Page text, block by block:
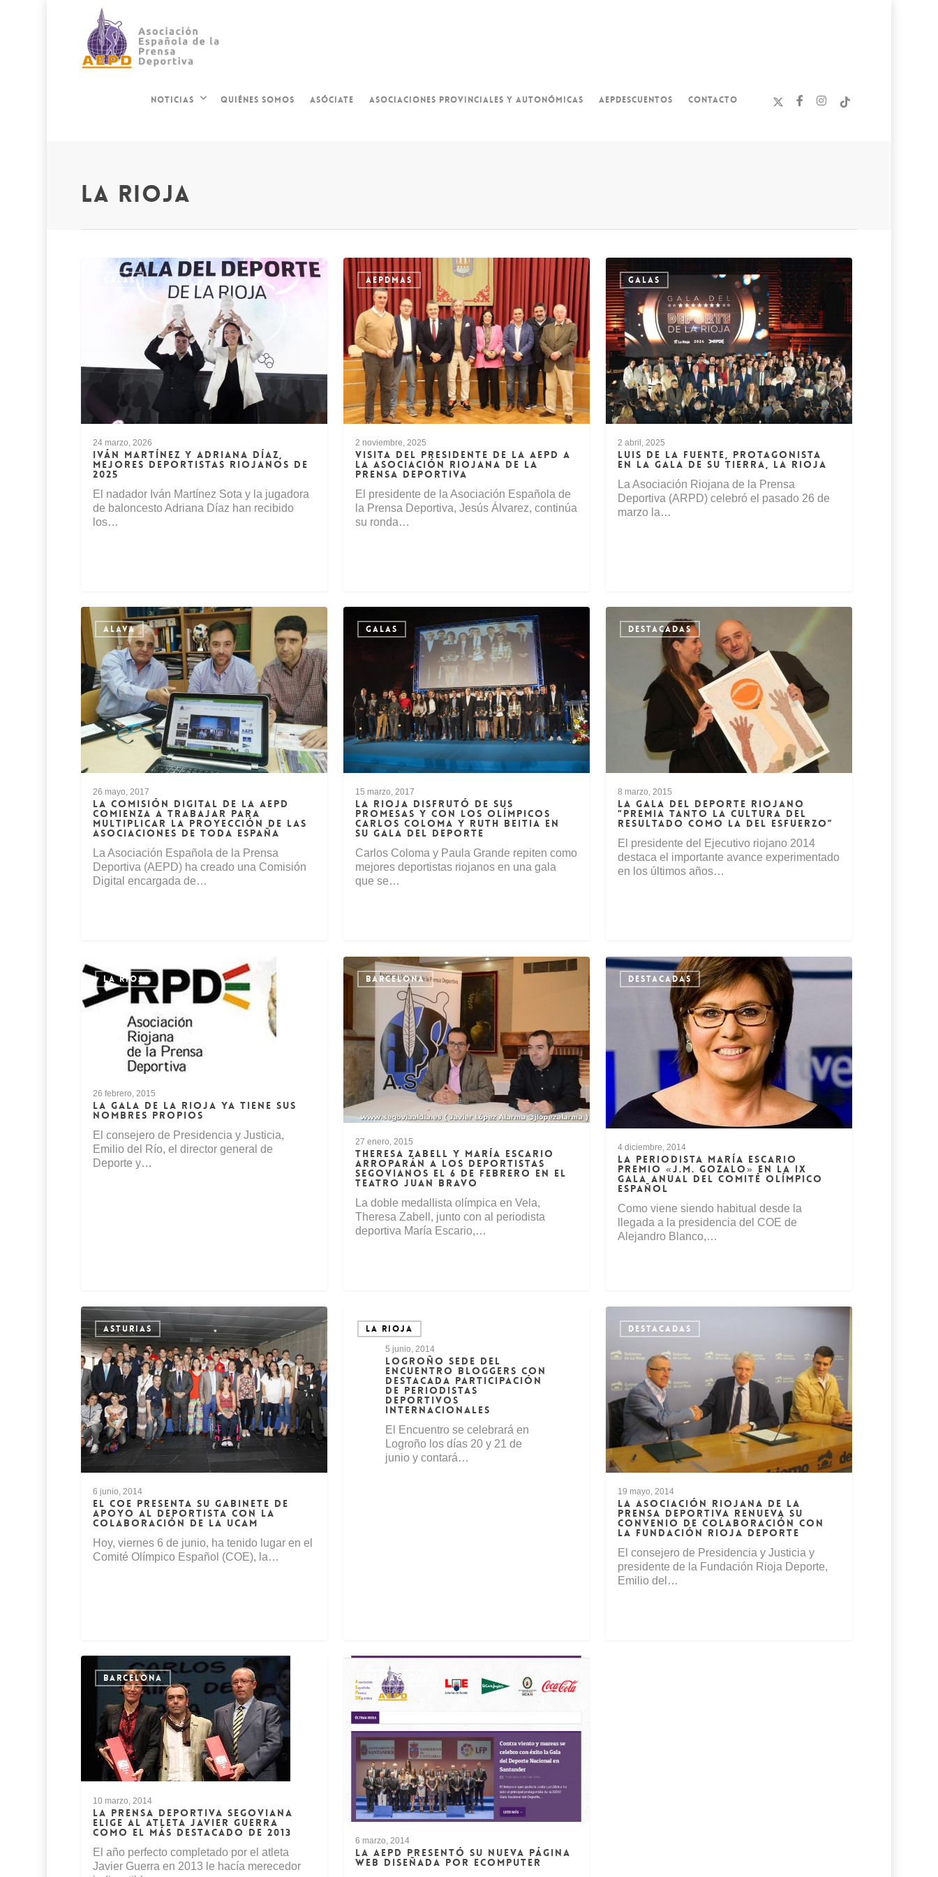
NOTICIAS QUIÉNES SOMOS ASÓCIATE ASOCIACIONES PROVINCIALES Y AUTONÓMICAS AEPDESCUENTOS CONTACTO
la rioja
GALAS
24 marzo, 2026
IVÁN MARTÍNEZ Y ADRIANA DÍAZ,
MEJORES DEPORTISTAS RIOJANOS DE
2025
El nadador Iván Martínez Sota y la jugadora
de baloncesto Adriana Díaz han recibido
los…
AEPDMAS
2 noviembre, 2025
VISITA DEL PRESIDENTE DE LA AEPD A
LA ASOCIACIÓN RIOJANA DE LA
PRENSA DEPORTIVA
El presidente de la Asociación Española de
la Prensa Deportiva, Jesús Álvarez, continúa
su ronda…
GALAS
2 abril, 2025
LUIS DE LA FUENTE, PROTAGONISTA
EN LA GALA DE SU TIERRA, LA RIOJA
La Asociación Riojana de la Prensa
Deportiva (ARPD) celebró el pasado 26 de
marzo la…
ALAVA
26 mayo, 2017
LA COMISIÓN DIGITAL DE LA AEPD
COMIENZA A TRABAJAR PARA
MULTIPLICAR LA PROYECCIÓN DE LAS
ASOCIACIONES DE TODA ESPAÑA
La Asociación Española de la Prensa
Deportiva (AEPD) ha creado una Comisión
Digital encargada de…
GALAS
15 marzo, 2017
LA RIOJA DISFRUTÓ DE SUS
PROMESAS Y CON LOS OLÍMPICOS
CARLOS COLOMA Y RUTH BEITIA EN
SU GALA DEL DEPORTE
Carlos Coloma y Paula Grande repiten como
mejores deportistas riojanos en una gala
que se…
DESTACADAS
8 marzo, 2015
LA GALA DEL DEPORTE RIOJANO
“PREMIA TANTO LA CULTURA DEL
RESULTADO COMO LA DEL ESFUERZO”
El presidente del Ejecutivo riojano 2014
destaca el importante avance experimentado
en los últimos años…
LA RIOJA
26 febrero, 2015
LA GALA DE LA RIOJA YA TIENE SUS
NOMBRES PROPIOS
El consejero de Presidencia y Justicia,
Emilio del Río, el director general de
Deporte y…
BARCELONA
27 enero, 2015
THERESA ZABELL Y MARÍA ESCARIO
ARROPARÁN A LOS DEPORTISTAS
SEGOVIANOS EL 6 DE FEBRERO EN EL
TEATRO JUAN BRAVO
La doble medallista olímpica en Vela,
Theresa Zabell, junto con al periodista
deportiva María Escario,…
DESTACADAS
4 diciembre, 2014
LA PERIODISTA MARÍA ESCARIO
PREMIO «J.M. GOZALO» EN LA IX
GALA ANUAL DEL COMITÉ OLÍMPICO
ESPAÑOL
Como viene siendo habitual desde la
llegada a la presidencia del COE de
Alejandro Blanco,…
ASTURIAS
6 junio, 2014
EL COE PRESENTA SU GABINETE DE
APOYO AL DEPORTISTA CON LA
COLABORACIÓN DE LA UCAM
Hoy, viernes 6 de junio, ha tenido lugar en el
Comité Olímpico Español (COE), la…
LA RIOJA
5 junio, 2014
LOGROÑO SEDE DEL
ENCUENTRO BLOGGERS CON
DESTACADA PARTICIPACIÓN
DE PERIODISTAS
DEPORTIVOS
INTERNACIONALES
El Encuentro se celebrará en
Logroño los días 20 y 21 de
junio y contará…
DESTACADAS
19 mayo, 2014
LA ASOCIACIÓN RIOJANA DE LA
PRENSA DEPORTIVA RENUEVA SU
CONVENIO DE COLABORACIÓN CON
LA FUNDACIÓN RIOJA DEPORTE
El consejero de Presidencia y Justicia y
presidente de la Fundación Rioja Deporte,
Emilio del…
BARCELONA
10 marzo, 2014
LA PRENSA DEPORTIVA SEGOVIANA
ELIGE AL ATLETA JAVIER GUERRA
COMO EL MÁS DESTACADO DE 2013
El año perfecto completado por el atleta
Javier Guerra en 2013 le hacía merecedor
DESTACADAS
6 marzo, 2014
LA AEPD PRESENTÓ SU NUEVA PÁGINA
WEB DISEÑADA POR ECOMPUTER